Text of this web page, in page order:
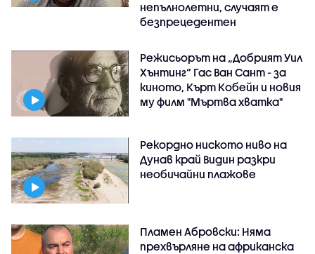
непълнолетни, случаят е
безпрецедентен
Режисьорът на „Добрият Уил
Хънтинг“ Гас Ван Сант - за
киното, Кърт Кобейн и новия
му филм "Мъртва хватка"
Рекордно ниското ниво на
Дунав край Видин разкри
необичайни плажове
Пламен Абровски: Няма
прехвърляне на африканска